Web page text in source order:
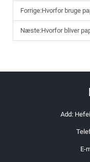
Forrige:Hvorfor bruge
Næste:Hvorfor bliver
Add:
E-